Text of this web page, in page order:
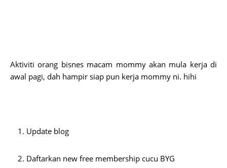
Aktiviti orang bisnes macam mommy akan mula kerja di
awal pagi, dah hampir siap pun kerja mommy ni. hihi
Update blog
Daftarkan new free membership cucu BYG